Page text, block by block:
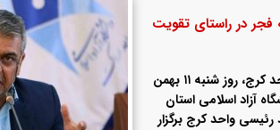
فجر در راستای تقویت
بیست و هشتمین جلسه هیات رئیسه دانشگاه آزاد اسلامی واحد کرج، روز شنبه ۱۱ بهمن
آزاد اسلامی استان
واحد کرج برگزار